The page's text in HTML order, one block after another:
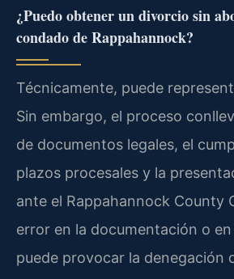
¿Puedo obtener un divorcio sin
condado de Rappahannock?
Técnicamente, puede
Sin embargo, el proceso
de documentos legales, el
plazos procesales y la
ante el Rappahannock County
error en la documentación o
puede provocar la denegación